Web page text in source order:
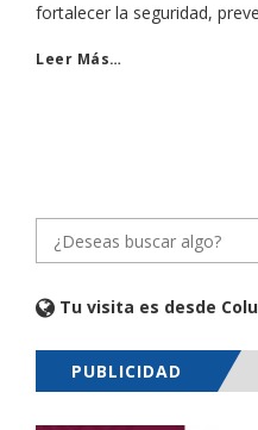
fortalecer la seguridad,
Leer Más…
Tu visita es desde
PUBLICIDAD